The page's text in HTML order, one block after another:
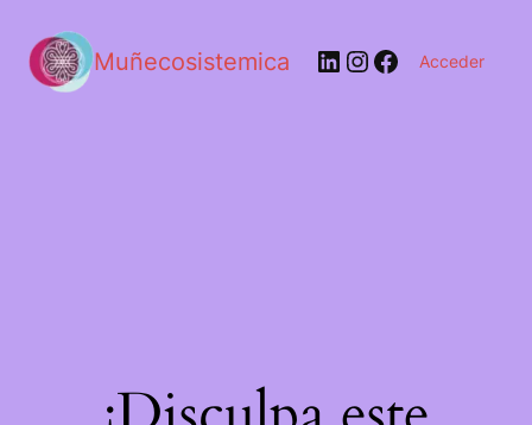
Muñecosistemica LinkedIn
Instagram
Facebook
Acceder